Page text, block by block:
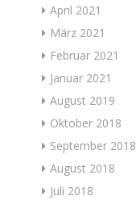
April 2021
März 2021
Februar 2021
Januar 2021
August 2019
Oktober 2018
September 2018
August 2018
Juli 2018